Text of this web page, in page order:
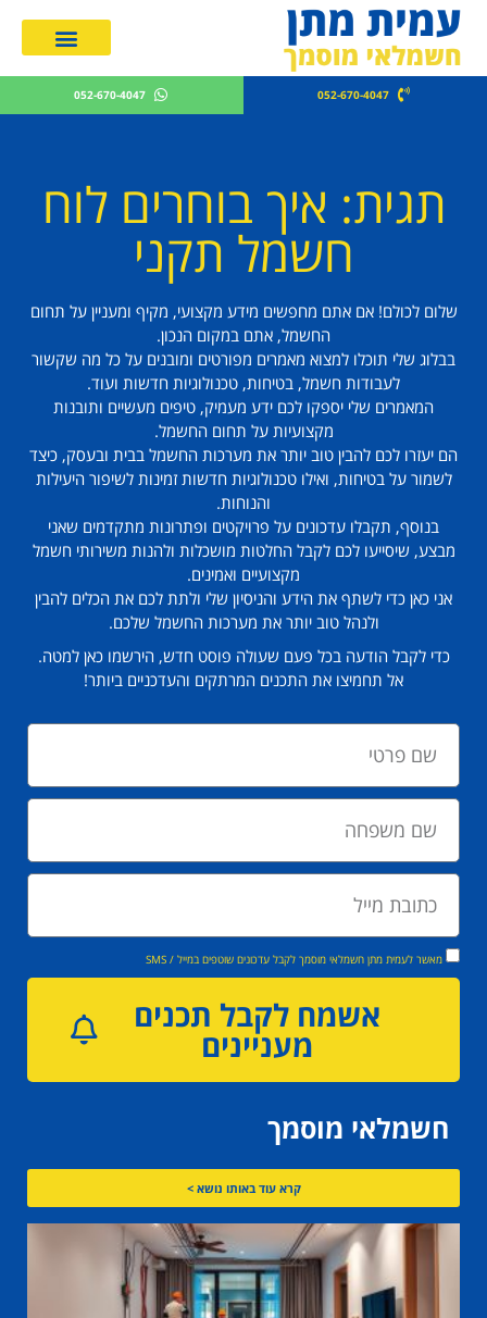
052-670-4047
052-670-4047
תגית: איך בוחרים לוח
חשמל תקני
שלום לכולם! אם אתם מחפשים מידע מקצועי, מקיף ומעניין על תחום
החשמל, אתם במקום הנכון.
בבלוג שלי תוכלו למצוא מאמרים מפורטים ומובנים על כל מה שקשור
לעבודות חשמל, בטיחות, טכנולוגיות חדשות ועוד.
המאמרים שלי יספקו לכם ידע מעמיק, טיפים מעשיים ותובנות
מקצועיות על תחום החשמל.
הם יעזרו לכם להבין טוב יותר את מערכות החשמל בבית ובעסק, כיצד
לשמור על בטיחות, ואילו טכנולוגיות חדשות זמינות לשיפור היעילות
והנוחות.
בנוסף, תקבלו עדכונים על פרויקטים ופתרונות מתקדמים שאני
מבצע, שיסייעו לכם לקבל החלטות מושכלות ולהנות משירותי חשמל
מקצועיים ואמינים.
אני כאן כדי לשתף את הידע והניסיון שלי ולתת לכם את הכלים להבין
ולנהל טוב יותר את מערכות החשמל שלכם.
כדי לקבל הודעה בכל פעם שעולה פוסט חדש, הירשמו כאן למטה.
אל תחמיצו את התכנים המרתקים והעדכניים ביותר!
מאשר לעמית מתן חשמלאי מוסמך לקבל עדכונים שוטפים במייל / SMS
אשמח לקבל תכנים
מעניינים
חשמלאי מוסמך
קרא עוד באותו נושא >